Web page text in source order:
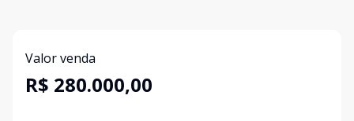
Valor venda
R$ 280.000,00